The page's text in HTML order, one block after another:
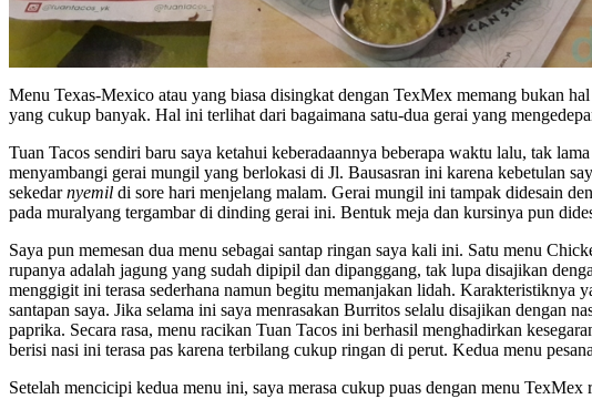
Menu Texas-Mexico atau yang biasa disingkat dengan TexMex memang bukan
yang cukup banyak. Hal ini terlihat dari bagaimana satu-dua gerai yang
Tuan Tacos sendiri baru saya ketahui keberadaannya beberapa waktu lalu, tak
menyambangi gerai mungil yang berlokasi di Jl. Bausasran ini karena kebetulan
sekedarnyemil di sore hari menjelang malam. Gerai mungil ini tampak didesain
pada muralyang tergambar di dinding gerai ini. Bentuk meja dan kursinya pun
Saya pun memesan dua menu sebagai santap ringan saya kali ini. Satu menu
rupanya adalah jagung yang sudah dipipil dan dipanggang, tak lupa disajikan
menggigit ini terasa sederhana namun begitu memanjakan lidah. Karakteristiknya
santapan saya. Jika selama ini saya menrasakan Burritos selalu disajikan dengan
paprika. Secara rasa, menu racikan Tuan Tacos ini berhasil menghadirkan
berisi nasi ini terasa pas karena terbilang cukup ringan di perut. Kedua menu
Setelah mencicipi kedua menu ini, saya merasa cukup puas dengan menu